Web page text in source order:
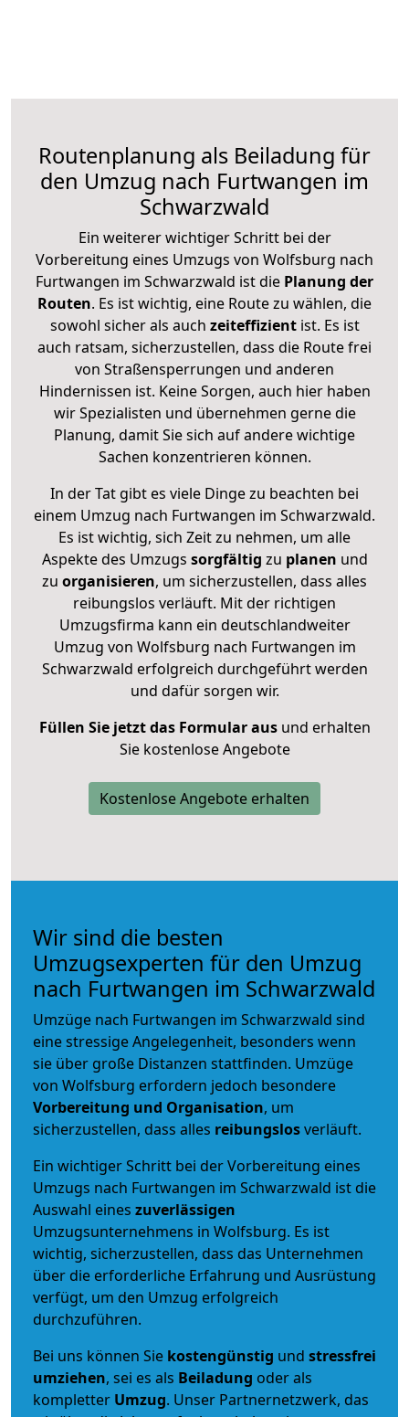
Routenplanung als Beiladung für
den Umzug nach Furtwangen im
Schwarzwald
Ein weiterer wichtiger Schritt bei der
Vorbereitung eines Umzugs von Wolfsburg nach
Furtwangen im Schwarzwald ist die Planung der
Routen. Es ist wichtig, eine Route zu wählen, die
sowohl sicher als auch zeiteffizientist. Es ist
auch ratsam, sicherzustellen, dass die Route frei
von Straßensperrungen und anderen
Hindernissen ist. Keine Sorgen, auch hier haben
wir Spezialisten und übernehmen gerne die
Planung, damit Sie sich auf andere wichtige
Sachen konzentrieren können.
In der Tat gibt es viele Dinge zu beachten bei
einem Umzug nach Furtwangen im Schwarzwald.
Es ist wichtig, sich Zeit zu nehmen, um alle
Aspekte des Umzugs sorgfältig zu planen und
zu organisieren, um sicherzustellen, dass alles
reibungslos verläuft. Mit der richtigen
Umzugsfirma kann ein deutschlandweiter
Umzug von Wolfsburg nach Furtwangen im
Schwarzwald erfolgreich durchgeführt werden
und dafür sorgen wir.
Füllen Sie jetzt das Formular ausund erhalten
Sie kostenlose Angebote
Kostenlose Angebote erhalten
Wir sind die besten
Umzugsexperten für den Umzug
nach Furtwangen im Schwarzwald
Umzüge nach Furtwangen im Schwarzwald sind
eine stressige Angelegenheit, besonders wenn
sie über große Distanzen stattfinden. Umzüge
von Wolfsburg erfordern jedoch besondere
Vorbereitung und Organisation, um
sicherzustellen, dass alles reibungslosverläuft.
Ein wichtiger Schritt bei der Vorbereitung eines
Umzugs nach Furtwangen im Schwarzwald ist die
Auswahl eines zuverlässigen
Umzugsunternehmens in Wolfsburg. Es ist
wichtig, sicherzustellen, dass das Unternehmen
über die erforderliche Erfahrung und Ausrüstung
verfügt, um den Umzug erfolgreich
durchzuführen.
Bei uns können Sie kostengünstig und stressfrei
umziehen, sei es als Beiladung oder als
kompletter Umzug. Unser Partnernetzwerk, das